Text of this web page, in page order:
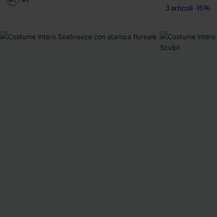
3 articoli -15%